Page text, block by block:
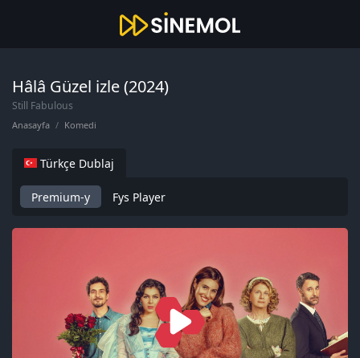
Hâlâ Güzel izle (2024)
Still Fabulous
Anasayfa Komedi
Türkçe Dublaj
Premium-y Fys Player